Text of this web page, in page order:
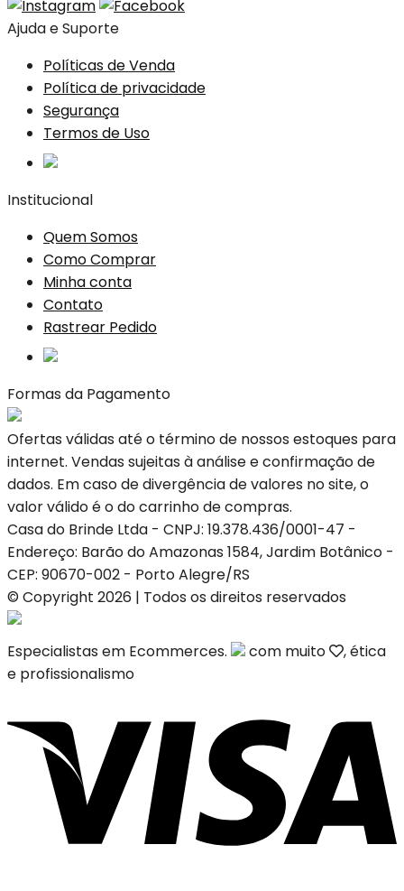
Ajuda e Suporte
Políticas de Venda
Política de privacidade
Segurança
Termos de Uso
Institucional
Quem Somos
Como Comprar
Minha conta
Contato
Rastrear Pedido
Formas da Pagamento
Ofertas válidas até o término de nossos estoques para
internet. Vendas sujeitas à análise e confirmação de
dados. Em caso de divergência de valores no site, o
valor válido é o do carrinho de compras.
Casa do Brinde Ltda - CNPJ: 19.378.436/0001-47 -
Endereço: Barão do Amazonas 1584, Jardim Botânico -
CEP: 90670-002 - Porto Alegre/RS
© Copyright 2026 | Todos os direitos reservados
Especialistas em Ecommerces. com muito
, ética
e profissionalismo